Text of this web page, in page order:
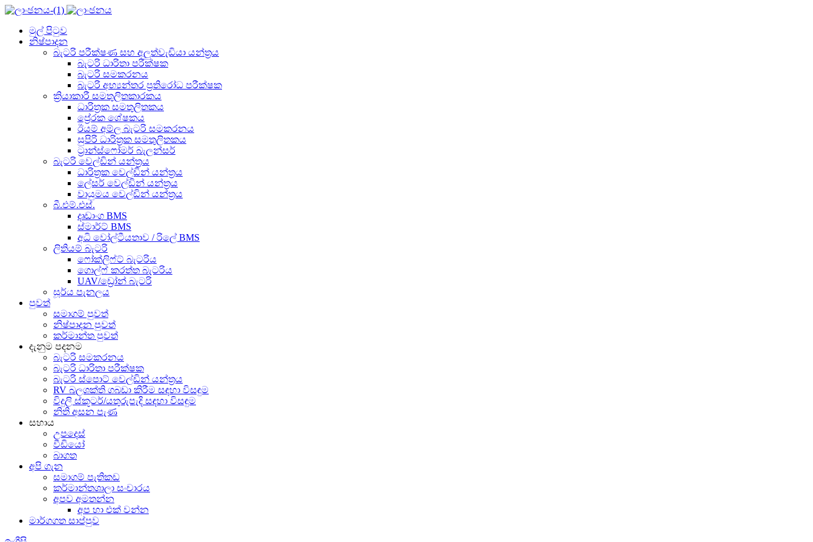
මුල් පිටුව
නිෂ්පාදන
බැටරි පරීක්ෂණ සහ අලුත්වැඩියා යන්ත්‍රය
බැටරි ධාරිතා පරීක්ෂක
බැටරි සමකරනය
බැටරි අභ්‍යන්තර ප්‍රතිරෝධ පරීක්ෂක
ක්‍රියාකාරී සමතුලිතකාරකය
ධාරිත්‍රක සමතුලිතකය
ප්‍රේරක ශේෂකය
ඊයම් අම්ල බැටරි සමකරනය
සුපිරි ධාරිත්‍රක සමතුලිතකය
ට්‍රාන්ස්ෆෝමර් බැලන්සර්
බැටරි වෙල්ඩින් යන්ත්‍රය
ධාරිත්‍රක වෙල්ඩින් යන්ත්‍රය
ලේසර් වෙල්ඩින් යන්ත්‍රය
වායුමය වෙල්ඩින් යන්ත්‍රය
බී.එම්.එස්.
දෘඩාංග BMS
ස්මාර්ට් BMS
අධි වෝල්ටීයතාව / රිලේ BMS
ලිතියම් බැටරි
ෆෝක්ලිෆ්ට් බැටරිය
ගොල්ෆ් කරත්ත බැටරිය
UAV/ඩ්‍රෝන් බැටරි
සූර්ය පැනලය
පුවත්
සමාගම් පුවත්
නිෂ්පාදන පුවත්
කර්මාන්ත පුවත්
දැනුම පදනම
බැටරි සමකරනය
බැටරි ධාරිතා පරීක්ෂක
බැටරි ස්පොට් වෙල්ඩින් යන්ත්‍රය
RV බලශක්ති ගබඩා කිරීම සඳහා විසඳුම
විදුලි ස්කූටර්/යතුරුපැදි සඳහා විසඳුම
නිති අසන පැණ
සහාය
උපදෙස්
වීඩියෝ
බාගත
අපි ගැන
සමාගම් පැතිකඩ
කර්මාන්තශාලා සංචාරය
අපව අමතන්න
අප හා එක් වන්න
මාර්ගගත සාප්පුව